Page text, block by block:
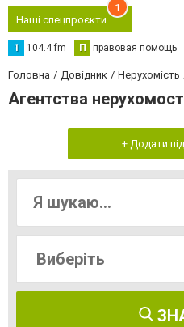
Наші спецпроєкти
1
1 104.4 fm П правовая помощь
Головна Довідник Нерухомість
Агентства
+ Додати